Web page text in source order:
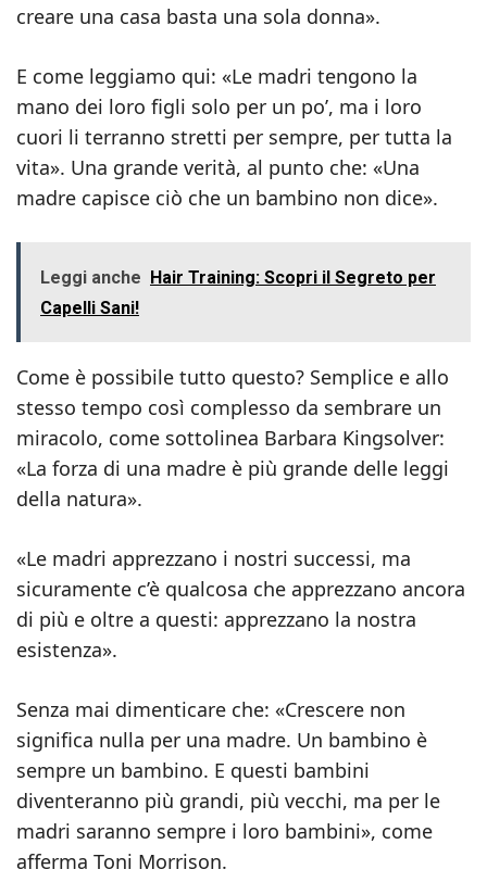
creare una casa basta una sola donna».
E come leggiamo qui: «Le madri tengono la
mano dei loro figli solo per un po’, ma i loro
cuori li terranno stretti per sempre, per tutta la
vita». Una grande verità, al punto che: «Una
madre capisce ciò che un bambino non dice».
Leggi anche Hair Training: Scopri il Segreto per
Capelli Sani!
Come è possibile tutto questo? Semplice e allo
stesso tempo così complesso da sembrare un
miracolo, come sottolinea Barbara Kingsolver:
«La forza di una madre è più grande delle leggi
della natura».
«Le madri apprezzano i nostri successi, ma
sicuramente c’è qualcosa che apprezzano ancora
di più e oltre a questi: apprezzano la nostra
esistenza».
Senza mai dimenticare che: «Crescere non
significa nulla per una madre. Un bambino è
sempre un bambino. E questi bambini
diventeranno più grandi, più vecchi, ma per le
madri saranno sempre i loro bambini», come
afferma Toni Morrison.